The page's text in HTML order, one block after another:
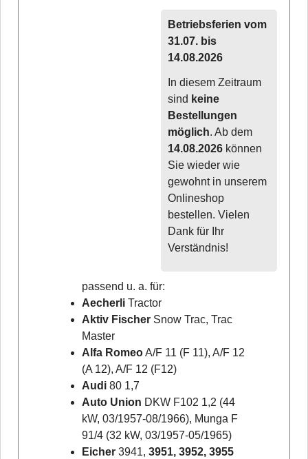
Betriebsferien vom
31.07. bis
14.08.2026
In diesem Zeitraum
sind keine
Bestellungen
möglich. Ab dem
14.08.2026 können
Sie wieder wie
gewohnt in unserem
Onlineshop
bestellen. Vielen
Dank für Ihr
Verständnis!
passend u. a. für:
Aecherli Tractor
Aktiv Fischer Snow Trac, Trac
Master
Alfa RomeoA/F 11 (F 11), A/F 12
(A 12), A/F 12 (F12)
Audi 80 1,7
Auto Union DKW F102 1,2 (44
kW, 03/1957-08/1966), Munga F
91/4 (32 kW, 03/1957-05/1965)
Eicher 3941, 3951, 3952, 3955